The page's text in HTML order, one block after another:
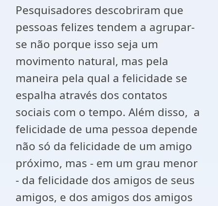
Pesquisadores descobriram que
pessoas felizes tendem a agrupar-
se não porque isso seja um
movimento natural, mas pela
maneira pela qual a felicidade se
espalha através dos contatos
sociais com o tempo. Além disso, a
felicidade de uma pessoa depende
não só da felicidade de um amigo
próximo, mas - em um grau menor
- da felicidade dos amigos de seus
amigos, e dos amigos dos amigos